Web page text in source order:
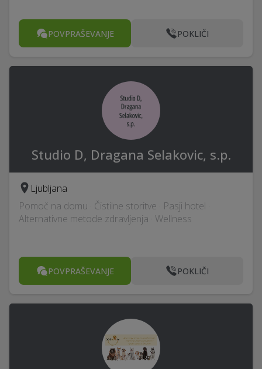
POVPRAŠEVANJE POKLIČI
Studio D, Dragana Selakovic, s.p.
Ljubljana
Pomoč na domu · Čistilne storitve · Pasji hotel ·
Alternativne metode zdravljenja · Wellness
POVPRAŠEVANJE POKLIČI